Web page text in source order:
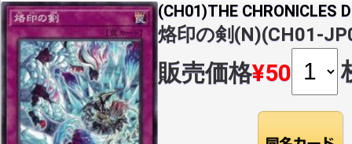
(CH01)THE CHRONICLES
烙印の剣(N)(CH01-
販売価格¥50